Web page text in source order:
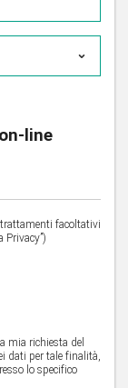
line
facoltativi
Privacy”)
mia richiesta del
dati per tale finalità,
lo specifico